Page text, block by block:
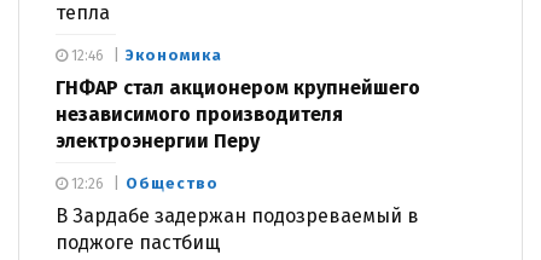
тепла
Экономика
ГНФАР стал акционером крупнейшего
независимого производителя
электроэнергии Перу
12:46
Общество
В Зардабе задержан подозреваемый в
поджоге пастбищ
12:26